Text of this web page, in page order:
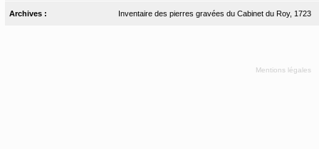
Archives : Inventaire des pierres gravées du Cabinet du Roy, 1723
Mentions légales